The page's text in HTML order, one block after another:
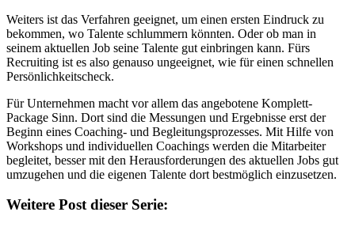
Weiters ist das Verfahren geeignet, um einen ersten Eindruck zu
bekommen, wo Talente schlummern könnten. Oder ob man in
seinem aktuellen Job seine Talente gut einbringen kann. Fürs
Recruiting ist es also genauso ungeeignet, wie für einen schnellen
Persönlichkeitscheck.
Für Unternehmen macht vor allem das angebotene Komplett-
Package Sinn. Dort sind die Messungen und Ergebnisse erst der
Beginn eines Coaching- und Begleitungsprozesses. Mit Hilfe von
Workshops und individuellen Coachings werden die Mitarbeiter
begleitet, besser mit den Herausforderungen des aktuellen Jobs gut
umzugehen und die eigenen Talente dort bestmöglich einzusetzen.
Weitere Post dieser Serie: